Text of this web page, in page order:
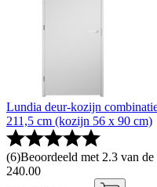
Lundia deur-kozijn
211,5 cm (kozijn 56 x 90 cm)
(6)Beoordeeld met 2.3 van
240.00